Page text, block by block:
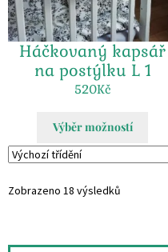
Háčkovaný kapsář
na postýlku L 1
520Kč
Výběr možností
Zobrazeno 18 výsledků